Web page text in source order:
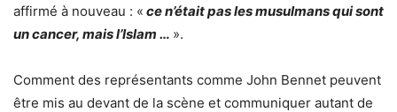
affirmé à nouveau : « ce n’était pas les musulmans qui sont
un cancer, mais l’Islam … ».
Comment des représentants comme John Bennet peuvent
être mis au devant de la scène et communiquer autant de